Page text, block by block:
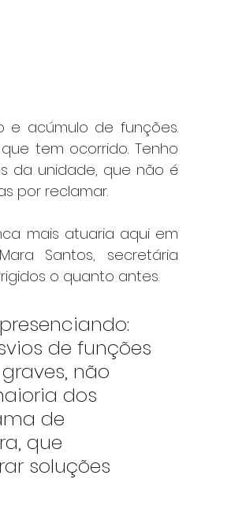
e acúmulo de funções.
tem ocorrido. Tenho
da unidade, que não é
por reclamar.
mais atuaria aqui em
Santos, secretária
o quanto antes.
de funções
não
dos
de
que
soluções